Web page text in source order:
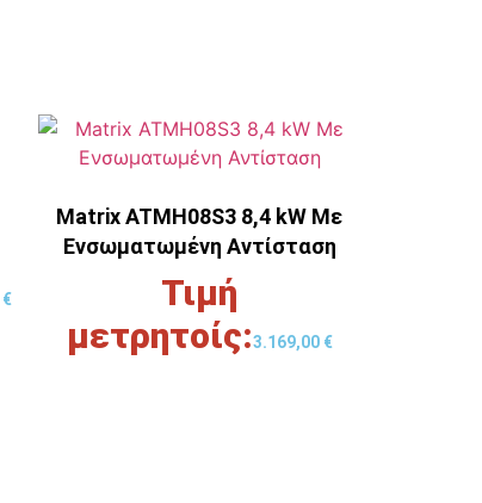
€
Μatrix ATMH08S3 8,4 kW Με
Ενσωματωμένη Αντίσταση
3.169,00 €